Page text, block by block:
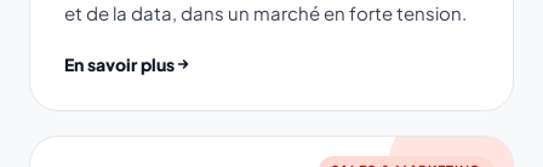
et de la data, dans un marché en forte tension.
En savoir plus